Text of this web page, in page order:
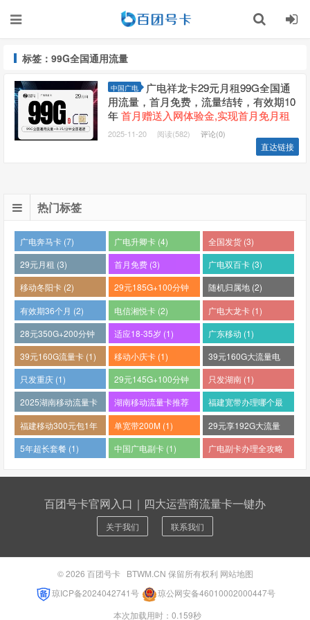
标签：99G全国通用流量
中国广电
广电祥龙卡29元月租99G全国通
用流量，首月免费，流量结转，有效期10
年首月赠送入网体验金,实现首月免月租
2025-11-20 阅读(582) 评论(0)
直达链接
热门标签
广电奔马卡 (7) 广电升卿卡 (4)
全国发货 (3)
29元月租 (3)
首月免费 (3)
广电双百卡 (3)
移动冬阳卡 (2)
29元185G+100分钟
(2)
随机归属地 (2)
有效期36个月 (2)
电信湘悦卡 (2)
广电大龙卡 (1)
28元350G+200分钟
(1)
适应18-35岁 (1)
广东移动 (1)
39元160G流量卡 (1)
移动小庆卡 (1)
39元160G大流量电
话卡 (1)
只发重庆 (1)
29元145G+100分钟
(1)
只发湖南 (1)
2025湖南移动流量卡
哪个好 (1)
湖南移动流量卡推荐
(1)
福建宽带办理哪个最
便宜 (1)
福建移动300元包1年
(1)
单宽带200M (1)
29元享192G大流量
(1)
5年超长套餐 (1) 中国广电副卡 (1)
广电副卡办理全攻略
百团号卡官网入口｜四大运营商流量卡一键办
关于我们 联系我们
© 2026 百团号卡BTWM.CN 保留所有权利 网站地图
琼ICP备2024042741号
琼公网安备46010002000447号
本次加载用时：0.159秒